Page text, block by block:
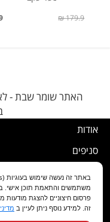
179.9 ₪
האתר שומר שבת -
אודות
סניפים
שירות לקוחות
מועדון לקוחות
משתמשים והתאמת תוכן אישי.
פרסום חיצוניים להצגת
זה. למידע נוסף ניתן לעיין ב